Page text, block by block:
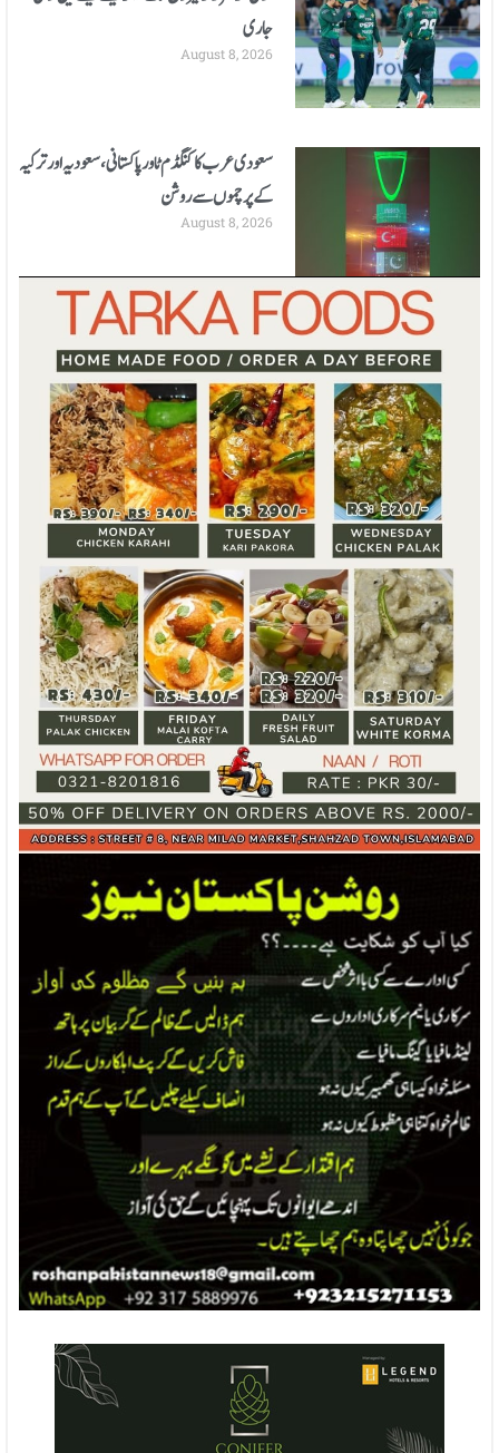
جاری
August 8, 2026
سعودی عرب کا کنگڈم ٹاور پاکستانی، سعودیہ اور ترکیہ
کے پرچموں سے روشن
August 8, 2026